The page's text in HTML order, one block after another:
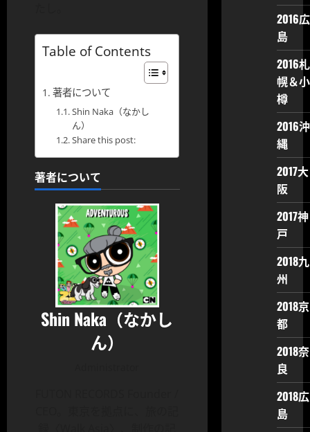
Table of Contents
著者について
Shin Naka（なかし
ん）
Share this post:
著者について
Shin Naka（なかし
ん）
2016広
島
2016札
幌＆小
樽
2016沖
縄
2017大
阪
2017神
戸
2018九
州
2018京
都
2018奈
良
2018広
島